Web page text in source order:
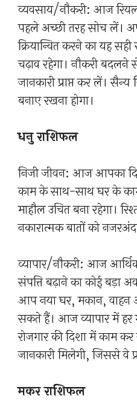
व्यवसाय/नौकरी: आज
पहले अच्छी तरह सोच लें।
क्रियान्वित करने का यह
चढ़ाव रहेगा। नौकरी
जानकारी प्राप्त कर लें।
बनाए रखना होगा।
धनु राशिफल
निजी जीवन: आज आपका
काम के साथ-साथ घर के
माहौल उचित बना रहेगा।
नकारात्मक बातों को
व्यापार/नौकरी: आज
संपत्ति बढ़ाने का कोई बड़ा
आप नया घर, मकान, वाहन
सकते हैं। आज व्यापार में हर
रोजगार की दिशा में काम
जानकारी मिलेगी, जिससे वे
मकर राशिफल